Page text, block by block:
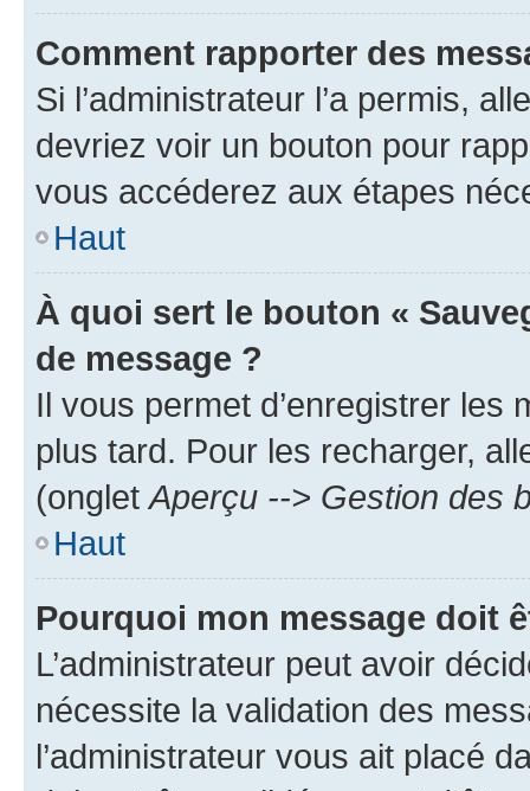
Comment rapporter des
Si l’administrateur l’a permis,
devriez voir un bouton pour
vous accéderez aux étapes
Haut
À quoi sert le bouton «
de message ?
Il vous permet d’enregistrer
plus tard. Pour les recharger,
(onglet Aperçu --> Gestion des
Haut
Pourquoi mon message doit
L’administrateur peut avoir
nécessite la validation des
l’administrateur vous ait placé